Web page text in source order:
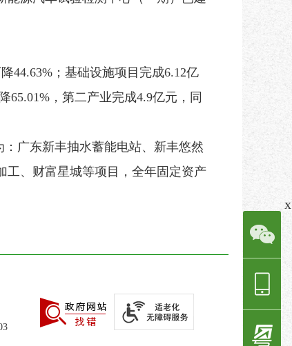
44.63%；基础设施项目完成6.12亿
65.01%，第二产业完成4.9亿元，同
广东新丰抽水蓄能电站、新丰悠然
工、财富星城等项目，全年固定资产
x